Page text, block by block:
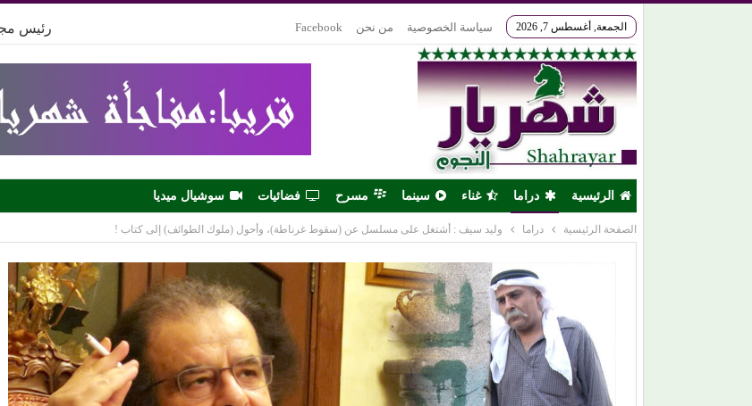
الجمعة, أغسطس 7, 2026 سياسة الخصوصية من نحن Facebook رئيس
الرئيسية دراما غناء سينما مسرح فضائيات سوشيال ميديا
الصفحة الرئيسية دراما وليد سيف : أشتغل على مسلسل عن (سقوط غرناطة)، وأحول (ملوك الطوائف) إلى كتاب !